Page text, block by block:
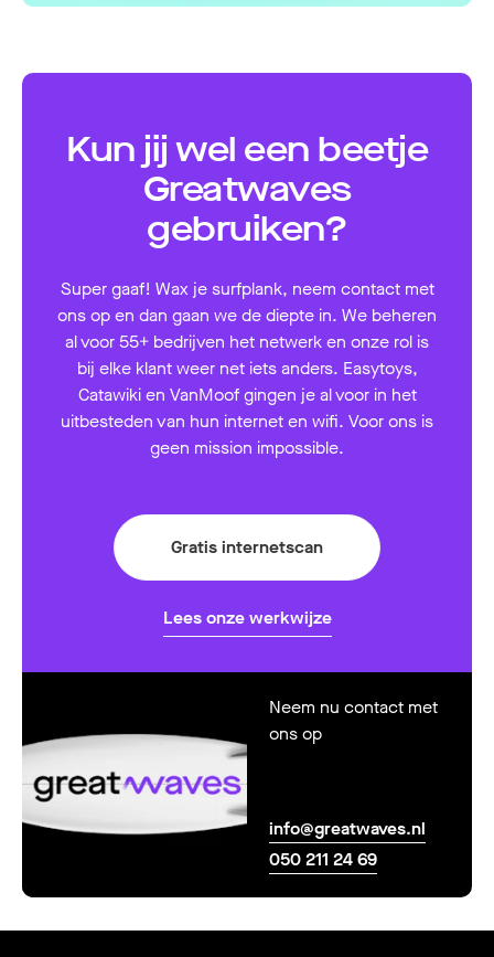
Kun jij wel een beetje
Greatwaves
gebruiken?
Super gaaf! Wax je surfplank, neem contact met
ons op en dan gaan we de diepte in. We beheren
al voor 55+ bedrijven het netwerk en onze rol is
bij elke klant weer net iets anders. Easytoys,
Catawiki en VanMoof gingen je al voor in het
uitbesteden van hun internet en wifi. Voor ons is
geen mission impossible.
Gratis internetscan
Lees onze werkwijze
Neem nu contact met
ons op
info@greatwaves.nl
050 211 24 69